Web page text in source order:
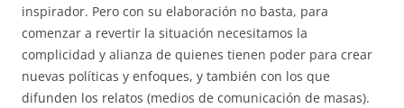
inspirador. Pero con su elaboración no basta, para
comenzar a revertir la situación necesitamos la
complicidad y alianza de quienes tienen poder para crear
nuevas políticas y enfoques, y también con los que
difunden los relatos (medios de comunicación de masas).